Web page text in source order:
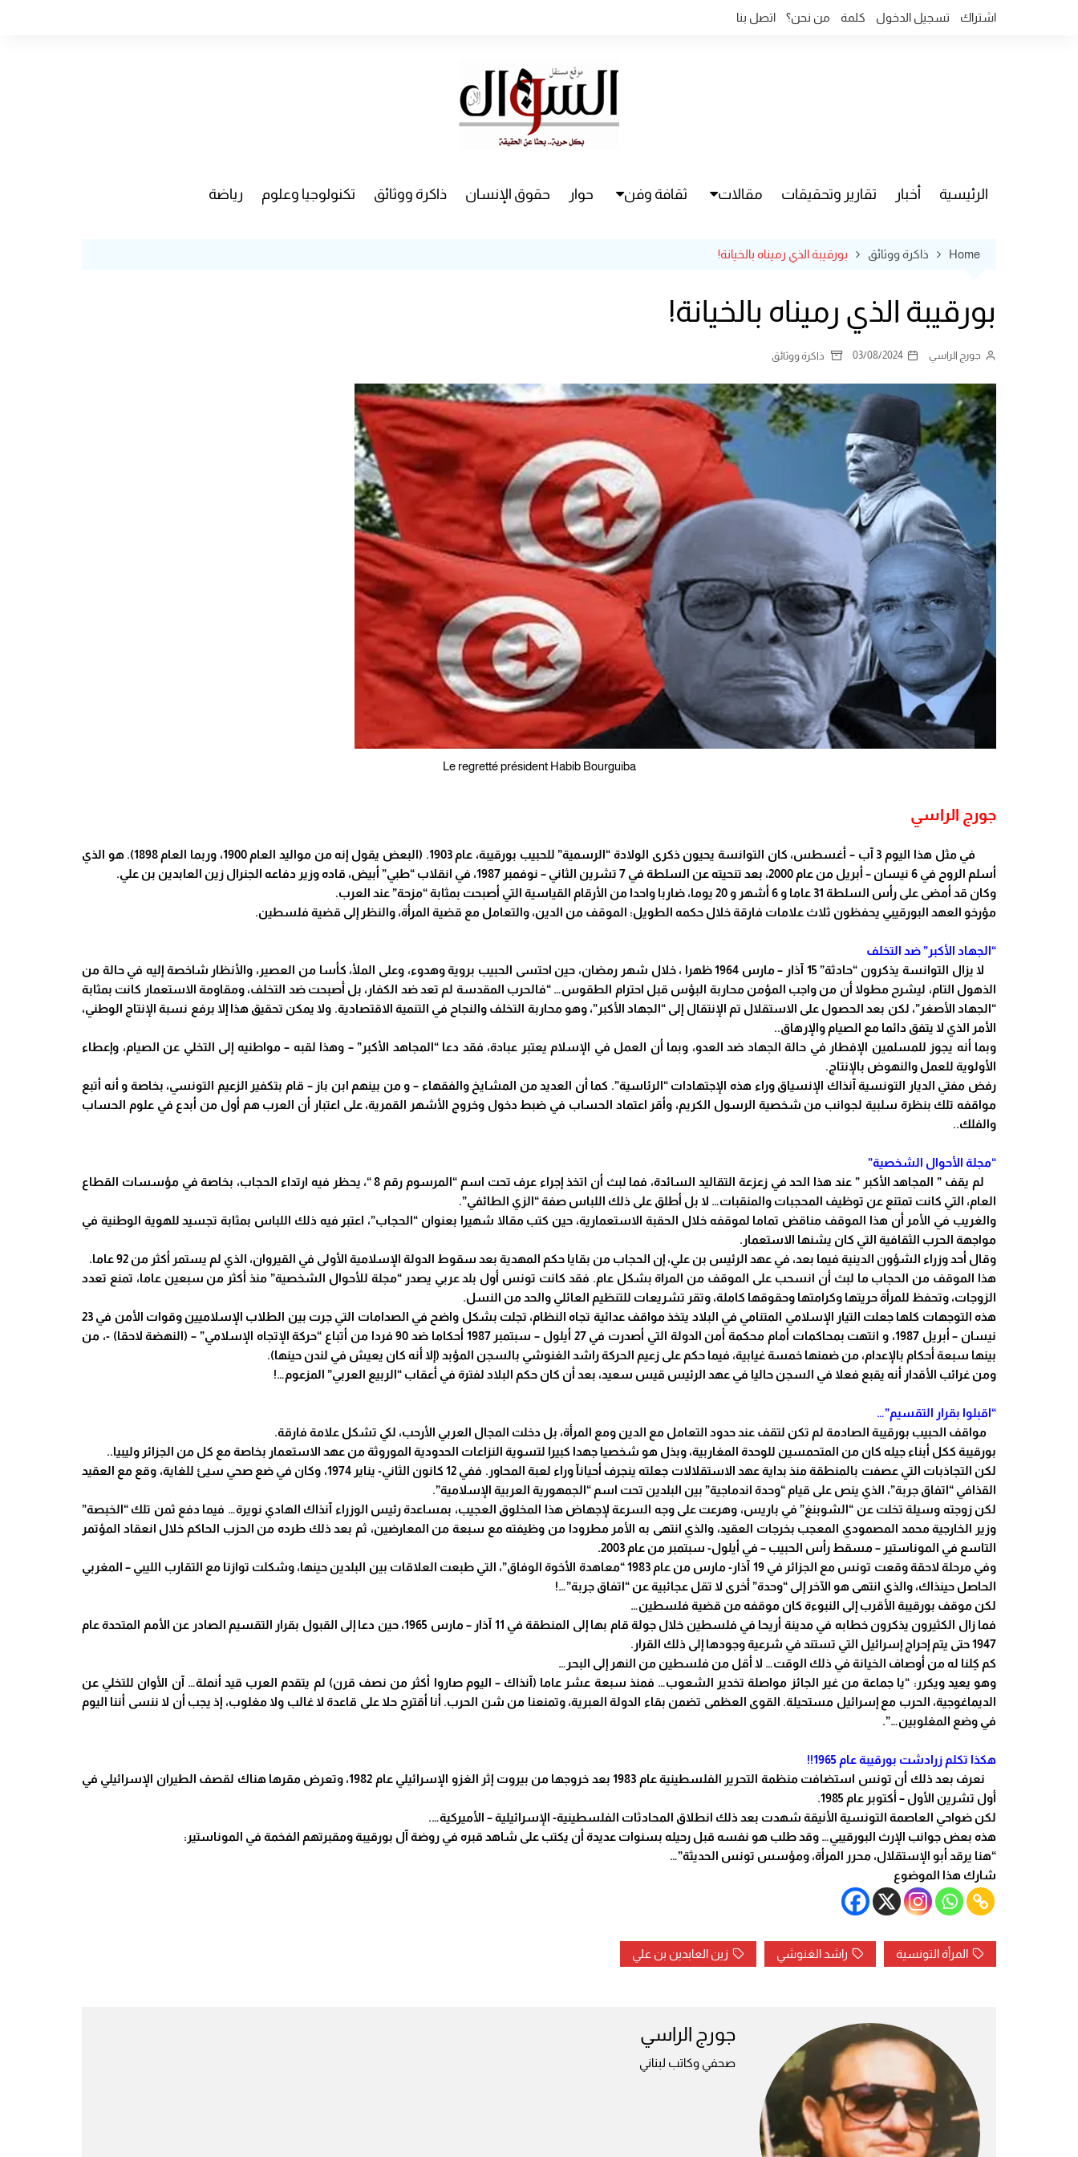
اشتراك تسجيل الدخول كلمة من نحن؟ اتصل بنا
الرئيسية أخبار تقارير وتحقيقات مقالات ثقافة وفن حوار حقوق الإنسان ذاكرة ووثائق تكنولوجيا وعلوم رياضة
Home ذاكرة ووثائق بورقيبة الذي رميناه بالخيانة!
بورقيبة الذي رميناه بالخيانة!
جورج الراسي 03/08/2024 ذاكرة ووثائق
Le regretté président Habib Bourguiba
جورج الراسي
في مثل هذا اليوم 3 آب – أغسطس، كان التوانسة يحيون ذكرى الولادة “الرسمية” للحبيب بورقيبة، عام 1903. (البعض يقول إنه من مواليد العام 1900، وربما العام 1898). هو الذي
أسلم الروح في 6 نيسان – أبريل من عام 2000، بعد تنحيته عن السلطة في 7 تشرين الثاني – نوفمبر 1987، في انقلاب “طبي” أبيض، قاده وزير دفاعه الجنرال زين العابدين بن علي.
وكان قد أمضى على رأس السلطة 31 عاما و 6 أشهر و 20 يوما، ضاربا واحدا من الأرقام القياسية التي أصبحت بمثابة
“مزحة” عند العرب.
مؤرخو العهد البورقيبي يحفظون ثلاث علامات فارقة خلال حكمه الطويل: الموقف من الدين، والتعامل مع قضية المرأة، والنظر إلى قضية فلسطين.
“الجهاد الأكبر” ضد التخلف
لا يزال التوانسة يذكرون “حادثة” 15 آذار – مارس 1964 ظهرا ، خلال شهر رمضان، حين احتسى الحبيب بروية وهدوء، وعلى الملأ، كأسا من العصير، والأنظار شاخصة إليه في حالة من
الذهول التام، ليشرح مطولا أن من واجب المؤمن محاربة البؤس قبل احترام الطقوس… “فالحرب المقدسة لم تعد ضد الكفار، بل أصبحت ضد التخلف، ومقاومة الاستعمار كانت بمثابة
“الجهاد الأصغر”، لكن بعد الحصول على الاستقلال تم الإنتقال إلى “الجهاد الأكبر”، وهو محاربة التخلف والنجاح في التنمية الاقتصادية. ولا يمكن تحقيق هذا إلا برفع نسبة الإنتاج الوطني،
الأمر الذي لا يتفق دائما مع الصيام والإرهاق..
وبما أنه يجوز للمسلمين الإفطار في حالة الجهاد ضد العدو، وبما أن العمل في الإسلام يعتبر عبادة، فقد دعا “المجاهد الأكبر” – وهذا لقبه – مواطنيه إلى التخلي عن الصيام، وإعطاء
الأولوية للعمل والنهوض بالإنتاج.
رفض مفتي الديار التونسية آنذاك الإنسياق وراء هذه الإجتهادات“الرئاسية”. كما أن العديد من المشايخ والفقهاء – و من بينهم ابن باز – قام بتكفير الزعيم التونسي، بخاصة و أنه أتبع
مواقفه تلك بنظرة سلبية لجوانب من شخصية الرسول الكريم، وأقر اعتماد الحساب في ضبط دخول وخروج الأشهر القمرية، على اعتبار أن العرب هم أول من أبدع في علوم الحساب
والفلك..
“مجلة الأحوال الشخصية”
لم يقف ” المجاهد الأكبر ” عند هذا الحد في زعزعة التقاليد السائدة، فما لبث أن اتخذ إجراء عرف تحت اسم “المرسوم رقم 8 “، يحظر فيه ارتداء الحجاب، بخاصة في مؤسسات القطاع
العام، التي كانت تمتنع عن توظيف المحجبات والمنقبات… لا بل أطلق على ذلك اللباس صفة “الزي الطائفي”.
والغريب في الأمر أن هذا الموقف مناقض تماما لموقفه خلال الحقبة الاستعمارية، حين كتب مقالا شهيرا بعنوان “الحجاب”، اعتبر فيه ذلك اللباس بمثابة تجسيد للهوية الوطنية في
مواجهة الحرب الثقافية التي كان يشنها الاستعمار.
وقال أحد وزراء الشؤون الدينية فيما بعد، في عهد الرئيس بن علي، إن الحجاب من بقايا حكم المهدية بعد سقوط الدولة الإسلامية الأولى في القيروان، الذي لم يستمر أكثر من 92 عاما.
هذا الموقف من الحجاب ما لبث أن انسحب على الموقف من المراة بشكل عام. فقد كانت تونس أول بلد عربي يصدر “مجلة للأحوال الشخصية” منذ أكثر من سبعين عاما، تمنع تعدد
الزوجات، وتحفظ للمرأة حريتها وكرامتها وحقوقها كاملة، وتقر تشريعات للتنظيم العائلي والحد من النسل.
هذه التوجهات كلها جعلت التيار الإسلامي المتنامي في البلاد يتخذ مواقف عدائية تجاه النظام، تجلت بشكل واضح في الصدامات التي جرت بين الطلاب الإسلاميين وقوات الأمن في 23
نيسان – أبريل 1987، و انتهت بمحاكمات أمام محكمة أمن الدولة التي أصدرت في 27 أيلول – سبتمبر 1987 أحكاما ضد 90 فردا من أتباع “حركة الإتجاه الإسلامي” – (النهضة لاحقا) -، من
بينها سبعة أحكام بالإعدام، من ضمنها خمسة غيابية، فيما حكم على زعيم الحركة راشد الغنوشي بالسجن المؤبد (إلا أنه كان يعيش في لندن حينها).
ومن غرائب الأقدار أنه يقبع فعلا في السجن حاليا في عهد الرئيس قيس سعيد، بعد أن كان حكم البلاد لفترة في أعقاب “الربيع العربي” المزعوم…!
“اقبلوا بقرار التقسيم”…
مواقف الحبيب بورقيبة الصادمة لم تكن لتقف عند حدود التعامل مع الدين ومع المرأة، بل دخلت المجال العربي الأرحب، لكي تشكل علامة فارقة.
بورقيبة ككل أبناء جيله كان من المتحمسين للوحدة المغاربية، وبذل هو شخصيا جهدا كبيرا لتسوية النزاعات الحدودية الموروثة من عهد الاستعمار بخاصة مع كل من الجزائر وليبيا..
لكن التجاذبات التي عصفت بالمنطقة منذ بداية عهد الاستقلالات جعلته ينجرف أحيانآ وراء لعبة المحاور.
ففي 12 كانون الثاني- يناير 1974، وكان في ضع صحي سيئ للغاية، وقع مع العقيد
القذافي “اتفاق جربة”، الذي ينص على قيام “وحدة اندماجية” بين البلدين تحت اسم “الجمهورية العربية الإسلامية”.
لكن زوجته وسيلة تخلت عن “الشوبنغ” في باريس، وهرعت على وجه السرعة لإجهاض هذا المخلوق العجيب، بمساعدة رئيس الوزراء آنذاك الهادي نويرة… فيما دفع ثمن تلك “الخبصة”
وزير الخارجية محمد المصمودي المعجب بخرجات العقيد، والذي انتهى به الأمر مطرودا من وظيفته مع سبعة من المعارضين، ثم بعد ذلك طرده من الحزب الحاكم خلال انعقاد المؤتمر
التاسع في الموناستير – مسقط رأس الحبيب – في أيلول- سبتمبر من عام 2003.
وفي مرحلة لاحقة وقعت تونس مع الجزائر في 19 آذار- مارس من عام 1983 “معاهدة الأخوة الوفاق”، التي طبعت العلاقات بين البلدين حينها، وشكلت توازنا مع التقارب الليبي – المغربي
الحاصل حينذاك، والذي انتهى هو الآخر إلى “وحدة” أخرى لا تقل عجائبية عن “اتفاق جربة”…!
لكن موقف بورقيبة الأقرب إلى النبوءة كان موقفه من قضية فلسطين…
فما زال الكثيرون يذكرون خطابه في مدينة أريحا في فلسطين خلال جولة قام بها إلى المنطقة في 11 آذار – مارس 1965، حين دعا إلى القبول بقرار التقسيم الصادر عن الأمم المتحدة عام
1947 حتى يتم إحراج إسرائيل التي تستند في شرعية وجودها إلى ذلك القرار.
كم كِلنا له من أوصاف الخيانة في ذلك الوقت… لا أقل من فلسطين من النهر إلى البحر…
وهو يعيد ويكرر: “يا جماعة من غير الجائز مواصلة تخدير الشعوب… فمنذ سبعة عشر عاما (آنذاك – اليوم صاروا أكثر من نصف قرن) لم يتقدم العرب قيد أنملة… آن الأوان للتخلي عن
الديماغوجية، الحرب مع إسرائيل مستحيلة. القوى العظمى تضمن بقاء الدولة العبرية، وتمنعنا من شن الحرب. أنا أقترح حلا على قاعدة لا غالب ولا مغلوب، إذ يجب أن لا ننسى أننا اليوم
في وضع المغلوبين…”.
هكذا تكلم زرادشت بورقيبة عام 1965!!
نعرف بعد ذلك أن تونس استضافت منظمة التحرير الفلسطينية عام 1983 بعد خروجها من بيروت إثر الغزو الإسرائيلي عام 1982، وتعرض مقرها هناك لقصف الطيران الإسرائيلي في
أول تشرين الأول – أكتوبر عام 1985.
لكن ضواحي العاصمة التونسية الأنيقة شهدت بعد ذلك انطلاق المحادثات الفلسطينية- الإسرائيلية – الأميركية….
هذه بعض جوانب الإرث البورقيبي… وقد طلب هو نفسه قبل رحيله بسنوات عديدة أن يكتب على شاهد قبره في روضة آل بورقيبة ومقبرتهم الفخمة في الموناستير:
“هنا يرقد أبو الإستقلال، محرر المرأة، ومؤسس تونس الحديثة”…
شارك هذا الموضوع
المرأة التونسية راشد الغنوشي زين العابدين بن علي
جورج الراسي
صحفي وكاتب لبناني